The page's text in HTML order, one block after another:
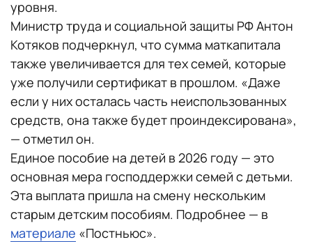
уровня.
Министр труда и социальной защиты РФ Антон
Котяков подчеркнул, что сумма маткапитала
также увеличивается для тех семей, которые
уже получили сертификат в прошлом. «Даже
если у них осталась часть неиспользованных
средств, она также будет проиндексирована»,
— отметил он.
Единое пособие на детей в 2026 году — это
основная мера господдержки семей с детьми.
Эта выплата пришла на смену нескольким
старым детским пособиям. Подробнее — в
материале «Постньюс».